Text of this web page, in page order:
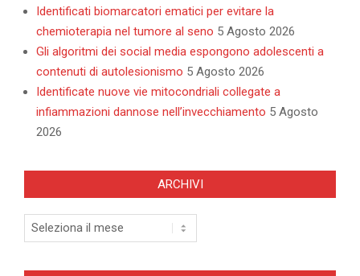
Identificati biomarcatori ematici per evitare la
chemioterapia nel tumore al seno 5 Agosto 2026
Gli algoritmi dei social media espongono adolescenti a
contenuti di autolesionismo 5 Agosto 2026
Identificate nuove vie mitocondriali collegate a
infiammazioni dannose nell’invecchiamento 5 Agosto
2026
ARCHIVI
Archivi